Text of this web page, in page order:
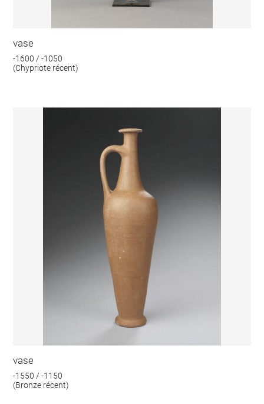
vase
-1600 / -1050
(Chypriote récent)
vase
-1550 / -1150
(Bronze récent)